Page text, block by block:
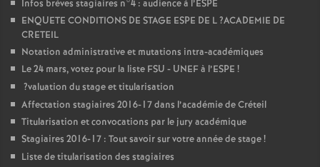
Infos brèves stagiaires n°4 : audience à l’ESPE
ENQUETE CONDITIONS DE STAGE ESPE DE L?ACADEMIE DE
CRETEIL
Notation administrative et mutations intra-académiques
Le 24 mars, votez pour la liste FSU - UNEFà l’ESPE !
?valuation du stage et titularisation
Affectation stagiaires 2016-17 dans l’académie de Créteil
Titularisation et convocations par le jury académique
Stagiaires 2016-17 : Tout savoir sur votre année de stage!
Liste de titularisation des stagiaires